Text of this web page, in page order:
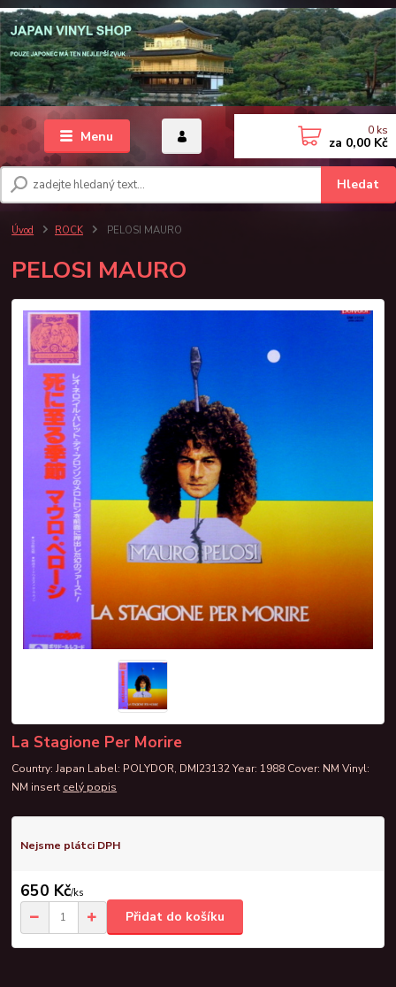
Menu
Hledat
0 ks
za 0,00 Kč
Úvod ROCK PELOSI MAURO
PELOSI MAURO
La Stagione Per Morire
Country: Japan Label: POLYDOR, DMI23132 Year: 1988 Cover: NM Vinyl:
NM insert celý popis
Nejsme plátci DPH
650 Kč/ks
Přidat do košíku